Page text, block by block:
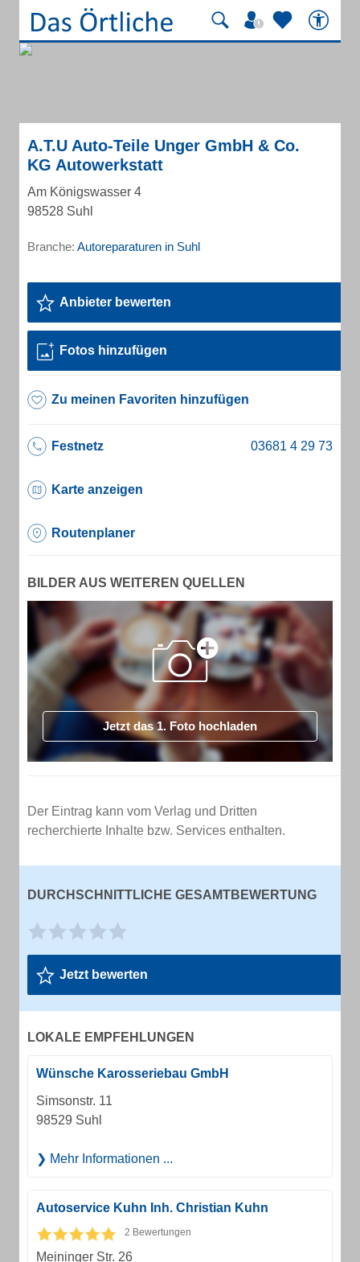
A.T.U Auto-Teile Unger GmbH & Co.
KG Autowerkstatt
Am Königswasser 4
98528 Suhl
Branche: Autoreparaturen in Suhl
Anbieter bewerten
Fotos hinzufügen
Zu meinen Favoriten hinzufügen
Festnetz
Karte anzeigen
Routenplaner
BILDER AUS WEITEREN QUELLEN
Jetzt das 1. Foto hochladen
Der Eintrag kann vom Verlag und Dritten
recherchierte Inhalte bzw. Services enthalten.
DURCHSCHNITTLICHE GESAMTBEWERTUNG
Jetzt bewerten
LOKALE EMPFEHLUNGEN
Wünsche Karosseriebau GmbH
Simsonstr. 11
98529 Suhl
Mehr Informationen ...
Autoservice Kuhn Inh. Christian Kuhn
2 Bewertungen
Meininger Str. 26